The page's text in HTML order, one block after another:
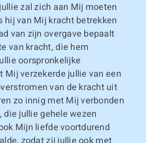
zal zich aan Mij moeten
hij van Mij kracht betrekken
van zijn overgave bepaalt
van kracht, die hem
oorspronkelijke
Mij verzekerde jullie van een
van de kracht uit
zo innig met Mij verbonden
die jullie gehele wezen
Mijn liefde voortdurend